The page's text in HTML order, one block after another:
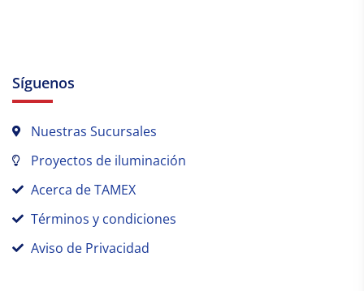
Síguenos
Nuestras Sucursales
Proyectos de iluminación
Acerca de TAMEX
Términos y condiciones
Aviso de Privacidad